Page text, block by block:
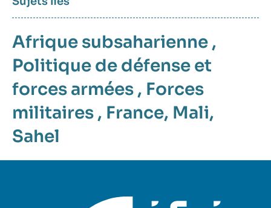
Afrique subsaharienne ,
Politique de défense et
forces armées , Forces
militaires , France, Mali,
Sahel